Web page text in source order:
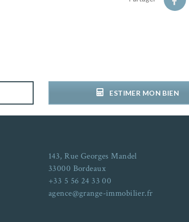
ESTIMER MON BIEN
143, Rue Georges Mandel
33000 Bordeaux
+33 5 56 24 33 00
agence@grange-immobilier.fr